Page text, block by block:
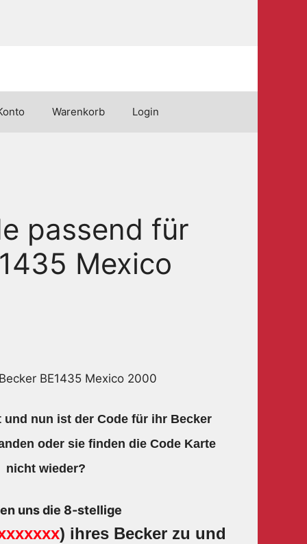
Warenkorb Login
passend für
Mexico
BE1435 Mexico 2000
und nun ist der Code für ihr Becker
oder sie finden die Code Karte
nicht wieder?
uns die 8-stellige
) ihres Becker zu und